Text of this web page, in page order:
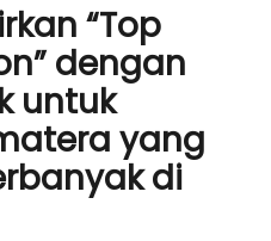
“Top
dengan
untuk
yang
di